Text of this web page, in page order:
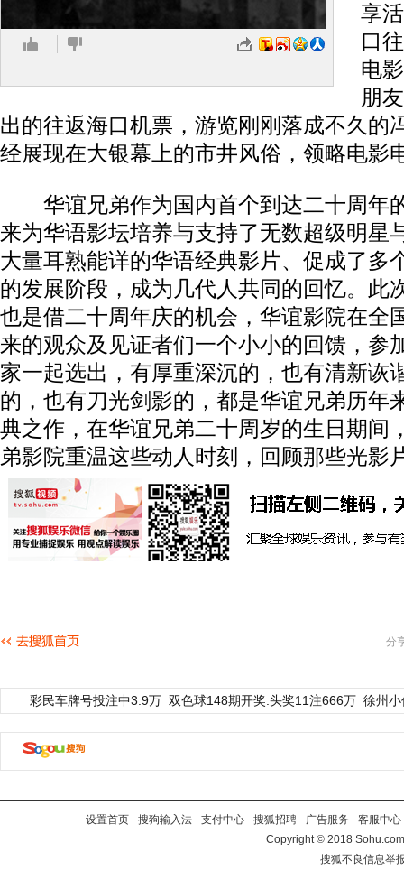
享
口
电
朋
出的往返海口机票，游览刚刚落成不久的
经展现在大银幕上的市井风俗，领略电影
华谊兄弟作为国内首个到达二十周年
来为华语影坛培养与支持了无数超级明星
大量耳熟能详的华语经典影片、促成了多
的发展阶段，成为几代人共同的回忆。此
也是借二十周年庆的机会，华谊影院在全
来的观众及见证者们一个小小的回馈，参
家一起选出，有厚重深沉的，也有清新诙
的，也有刀光剑影的，都是华谊兄弟历年
典之作，在华谊兄弟二十周岁的生日期间
弟影院重温这些动人时刻，回顾那些光影
分
彩民车牌号投注中3.9万 双色球148期开奖:头奖11注666万 徐州
设置首页 - 搜狗输入法 - 支付中心 - 搜狐招聘 - 广告服务 - 客服中心
Copyright©2018
搜狐不良信息举